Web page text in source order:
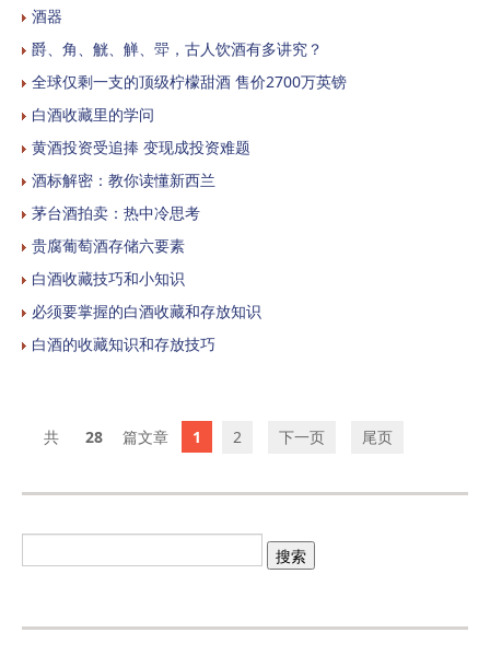
酒器
爵、角、觥、觯、斝，古人饮酒有多讲究？
全球仅剩一支的顶级柠檬甜酒 售价2700万英镑
白酒收藏里的学问
黄酒投资受追捧 变现成投资难题
酒标解密：教你读懂新西兰
茅台酒拍卖：热中冷思考
贵腐葡萄酒存储六要素
白酒收藏技巧和小知识
必须要掌握的白酒收藏和存放知识
白酒的收藏知识和存放技巧
28 1 2 下一页 尾页